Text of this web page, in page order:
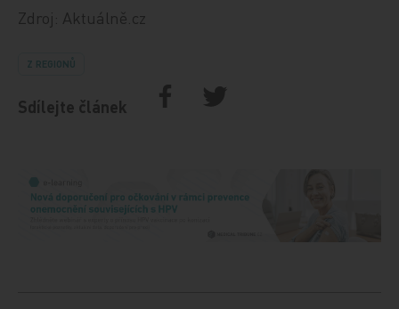
Zdroj: Aktuálně.cz
Z REGIONŮ
Sdílejte článek